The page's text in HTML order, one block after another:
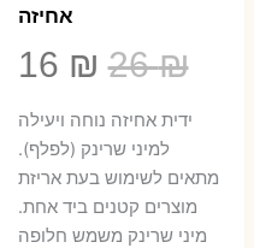
אחיזה
26₪
המחיר
המקורי
היה:
26 ₪.
16 ₪
ידית אחיזה נוחה ויעילה
למיני שרינק (לפלף).
מתאים לשימוש בעת אריזת
מוצרים קטנים ביד אחת.
​מיני שרינק משמש חלופה